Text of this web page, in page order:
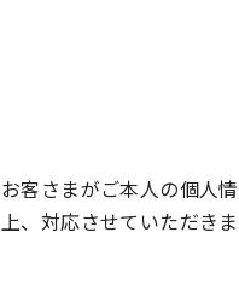
お客さまがご本人の個人
上、対応させていただきま